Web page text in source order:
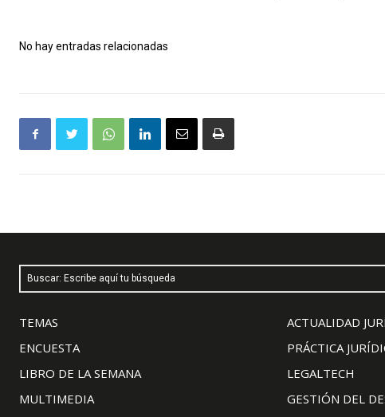
No hay entradas relacionadas
Buscar: Escribe aquí tu búsqueda
TEMAS
ENCUESTA
LIBRO DE LA SEMANA
MULTIMEDIA
ACTUALIDAD
PRÁCTICA
LEGALTECH
GESTIÓN DEL